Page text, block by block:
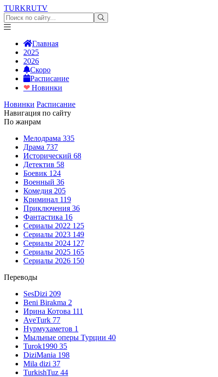
TURKRUTV
Главная
2025
2026
Скоро
Расписание
❤Новинки
Новинки Расписание
Навигация по сайту
По жанрам
Мелодрама 335
Драма 737
Исторический 68
Детектив 58
Боевик 124
Военный 36
Комедия 205
Криминал 119
Приключения 36
Фантастика 16
Сериалы 2022 125
Сериалы 2023 149
Сериалы 2024 127
Сериалы 2025 165
Сериалы 2026 150
Переводы
SesDizi 209
Beni Birakma 2
Ирина Котова 111
AveTurk 77
Нурмухаметов 1
Мыльные оперы Турции 40
Turok1990 35
DiziMania 198
Mila dizi 37
TurkishTuz 44